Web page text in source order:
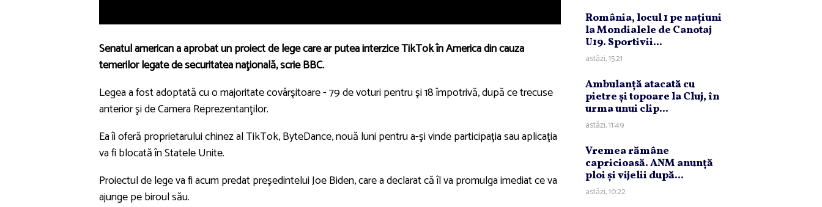
Senatul american a aprobat un proiect de lege care ar putea interzice TikTok în America din cauza
temerilor legate de securitatea naţională, scrie BBC.
Legea a fost adoptată cu o majoritate covârşitoare - 79 de voturi pentru şi 18 împotrivă, după ce trecuse
anterior şi de Camera Reprezentanţilor.
Ea îi oferă proprietarului chinez al TikTok, ByteDance, nouă luni pentru a-şi vinde participaţia sau aplicaţia
va fi blocată în Statele Unite.
Proiectul de lege va fi acum predat preşedintelui Joe Biden, care a declarat că îl va promulga imediat ce va
ajunge pe biroul său.
România, locul 1 pe naţiuni
la Mondialele de Canotaj
U19. Sportivii...
astăzi, 15:21
Ambulanţă atacată cu
pietre şi topoare la Cluj, în
urma unui clip...
astăzi, 11:49
Vremea rămâne
capricioasă. ANM anunţă
ploi şi vijelii după...
astăzi, 10:22